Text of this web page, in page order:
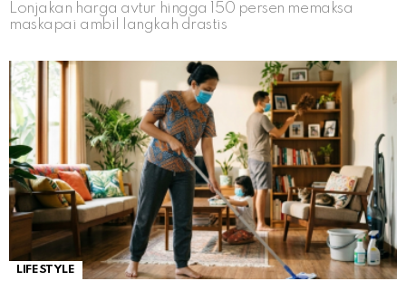
Lonjakan harga avtur hingga 150 persen memaksa
maskapai ambil langkah drastis
LIFESTYLE